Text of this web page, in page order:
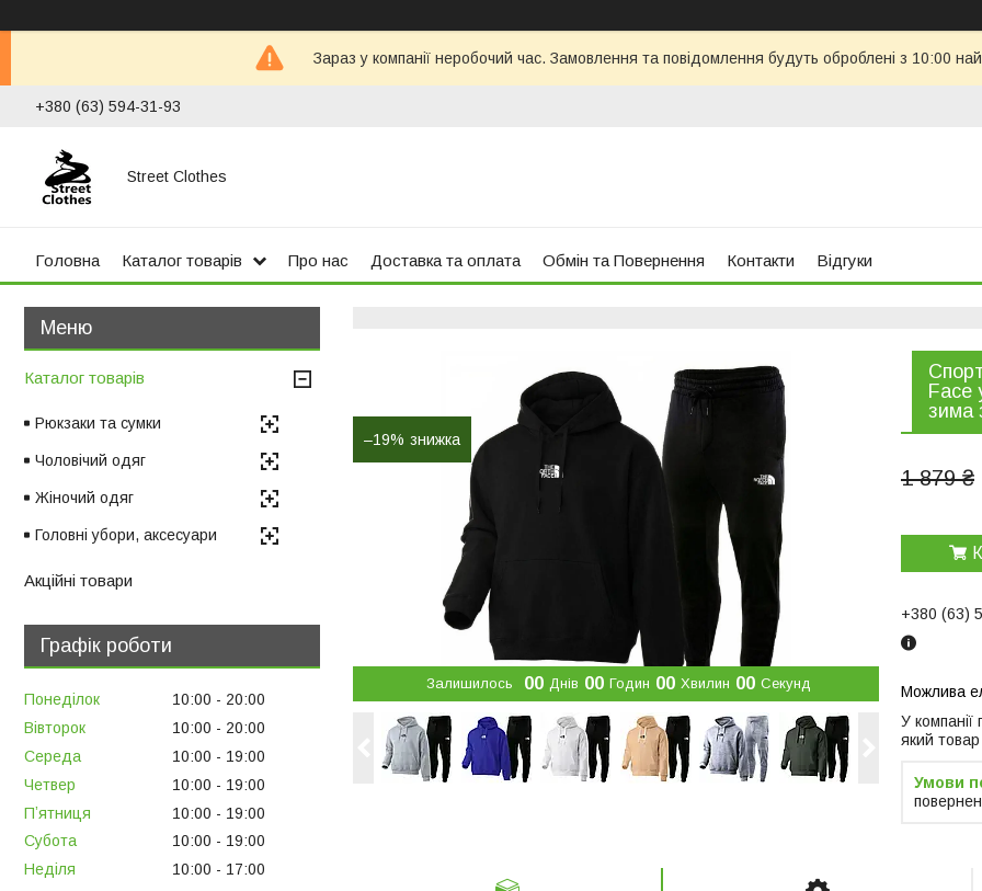
Зараз у компанії неробочий час. Замовлення та повідомлення будуть оброблені з 10:00
+380 (63) 594-31-93
Street Clothes
Головна Каталог товарів Про нас Доставка та оплата Обмін та Повернення Контакти Відгуки
–19%
Залишилось 00 Днів 00 Годин 00 Хвилин 00 Секунд
Face
зима
1 879 ₴
+380 (63)
У
який
Каталог товарів
Рюкзаки та сумки
Чоловічий одяг
Жіночий одяг
Головні убори, аксесуари
Акційні товари
Графік роботи
Понеділок 10:00
20:00
Вівторок
10:00
20:00
Середа
10:00
19:00
Четвер
10:00
19:00
Пʼятниця
10:00
19:00
Субота
10:00
19:00
Неділя
10:00 17:00